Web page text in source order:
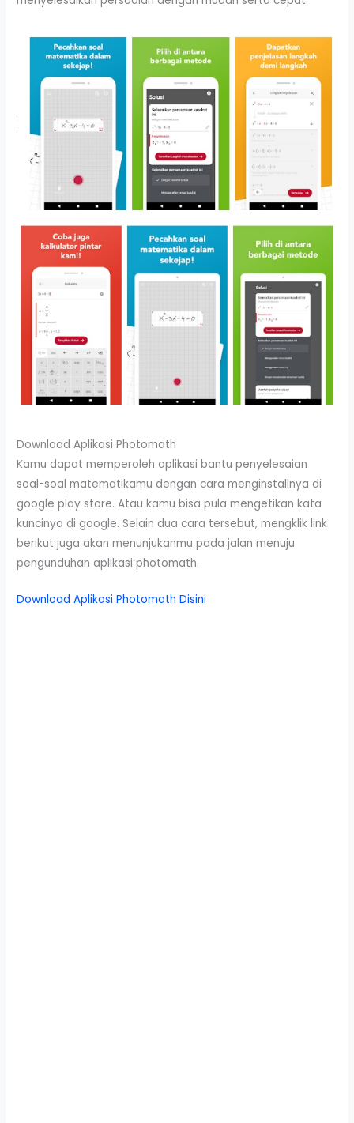
Download Aplikasi Photomath
Kamu dapat memperoleh aplikasi bantu penyelesaian
soal-soal matematikamu dengan cara menginstallnya di
google play store. Atau kamu bisa pula mengetikan kata
kuncinya di google. Selain dua cara tersebut, mengklik link
berikut juga akan menunjukanmu pada jalan menuju
pengunduhan aplikasi photomath.
Download Aplikasi Photomath Disini